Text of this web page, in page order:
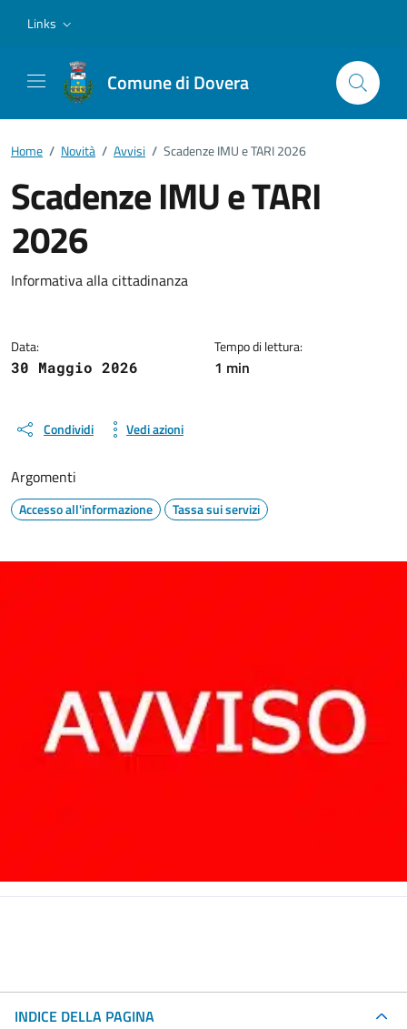
Links
Comune di Dovera
Home / Novità / Avvisi / Scadenze IMU e TARI 2026
Scadenze IMU e TARI
2026
Dettagli della notizia
Informativa alla cittadinanza
Data:
30 Maggio 2026
Tempo di lettura:
1 min
Condividi Vedi azioni
Argomenti
Accesso all'informazione Tassa sui servizi
INDICE DELLA PAGINA